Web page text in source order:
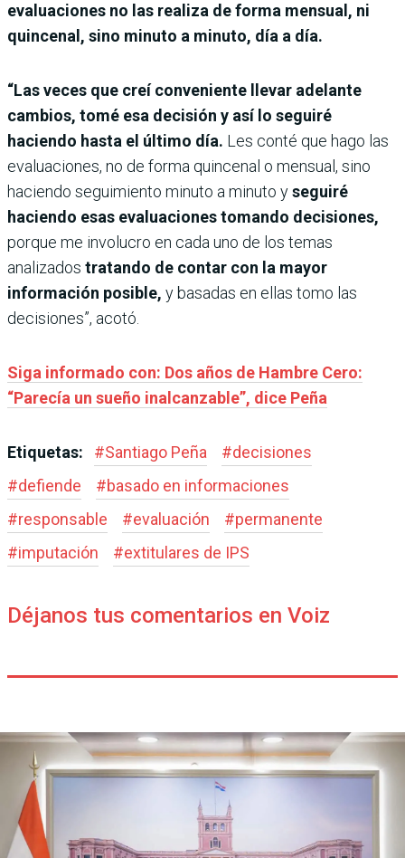
evaluaciones no las realiza de forma mensual, ni
quincenal, sino minuto a minuto, día a día.
“Las veces que creí conveniente llevar adelante
cambios, tomé esa decisión y así lo seguiré
haciendo hasta el último día. Les conté que hago las
evaluaciones, no de forma quincenal o mensual, sino
haciendo seguimiento minuto a minuto yseguiré
haciendo esas evaluaciones tomando decisiones,
porque me involucro en cada uno de los temas
analizados tratando de contar con la mayor
información posible, y basadas en ellas tomo las
decisiones”, acotó.
Siga informado con: Dos años de Hambre Cero:
“Parecía un sueño inalcanzable”, dice Peña
Etiquetas: #Santiago Peña #decisiones
#defiende #basado en informaciones
#responsable #evaluación #permanente
#imputación #extitulares de IPS
Déjanos tus comentarios en Voiz